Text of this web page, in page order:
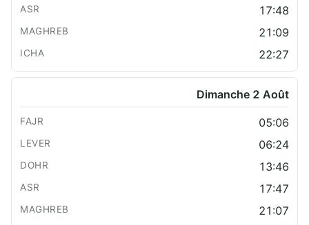
17:48
21:09
22:27
Dimanche 2 Août
05:06
06:24
13:46
17:47
21:07